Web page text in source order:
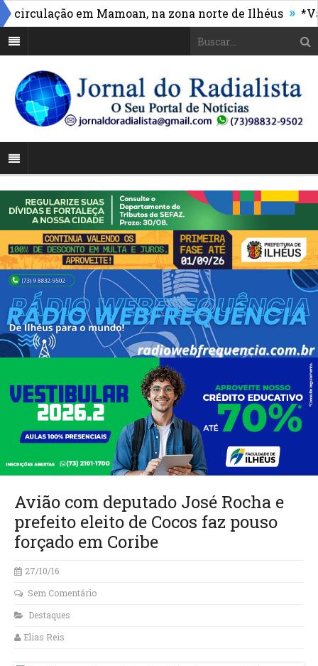
em Mamoan, na zona norte de Ilhéus »
Avião com deputado José Rocha e
prefeito eleito de Cocos faz pouso
forçado em Coribe
27/10/16
Sem Comentário
Destaques
Elias Reis